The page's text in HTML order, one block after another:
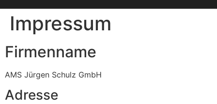
Impressum
Firmenname
AMS Jürgen Schulz GmbH
Adresse